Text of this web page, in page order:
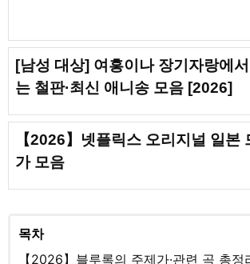
[남성 대상] 여흥이나 장기자랑에
는 철판·최신 애니송 모음 [2026]
【2026】넷플릭스 오리지널 일본
가 모음
목차
【2026】블루록의 주제가·관련 곡 총정